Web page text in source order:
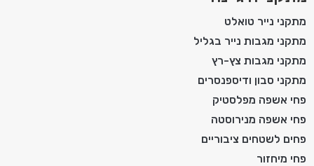
מתקני נייר טואלט
מתקני מגבות נייר בגליל
מתקני מגבות צץ-רץ
מתקני סבון ודיספנסרים
פחי אשפה מפלסטיק
פחי אשפה מנירוסטה
פחים לשטחים ציבוריים
פחי מיחזור